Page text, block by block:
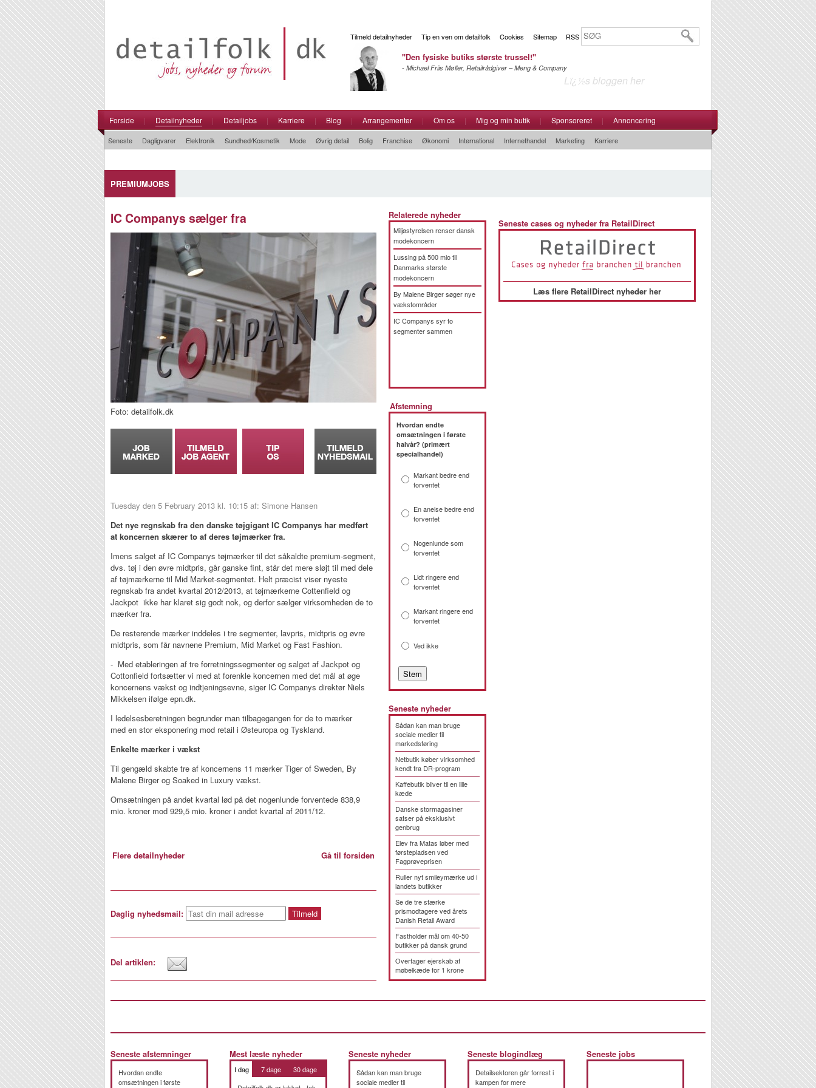
Tilmeld detailnyheder Tip en ven om detailfolk Cookies Sitemap RSS
"Den fysiske butiks største trussel!"
- Michael Friis Møller, Retailrådgiver – Meng & Company
Lï¿½s bloggen her
Forside | Detailnyheder | Detailjobs | Karriere | Blog | Arrangementer | Om os | Mig og min butik | Sponsoreret | Annoncering
Seneste Dagligvarer Elektronik Sundhed/Kosmetik Mode Øvrig detail Bolig Franchise Økonomi International Internethandel Marketing Karriere
PREMIUMJOBS
IC Companys sælger fra
Foto: detailfolk.dk
Tuesday den 5 February 2013 kl. 10:15 af: Simone Hansen
Det nye regnskab fra den danske tøjgigant IC Companys har medført
at koncernen skærer to af deres tøjmærker fra.
Imens salget af IC Companys tøjmærker til det såkaldte premium-segment,
dvs. tøj i den øvre midtpris, går ganske fint, står det mere sløjt til med dele
af tøjmærkerne til Mid Market-segmentet. Helt præcist viser nyeste
regnskab fra andet kvartal 2012/2013, at tøjmærkerne Cottenfield og
Jackpot ikke har klaret sig godt nok, og derfor sælger virksomheden de to
mærker fra.
De resterende mærker inddeles i tre segmenter, lavpris, midtpris og øvre
midtpris, som får navnene Premium, Mid Market og Fast Fashion.
- Med etableringen af tre forretningssegmenter og salget af Jackpot og
Cottonfield fortsætter vi med at forenkle koncernen med det mål at øge
koncernens vækst og indtjeningsevne, siger IC Companys direktør Niels
Mikkelsen ifølge epn.dk.
I ledelsesberetningen begrunder man tilbagegangen for de to mærker
med en stor eksponering mod retail i Østeuropa og Tyskland.
Enkelte mærker i vækst
Til gengæld skabte tre af koncernens 11 mærker Tiger of Sweden, By
Malene Birger og Soaked in Luxury vækst.
Omsætningen på andet kvartal lød på det nogenlunde forventede 838,9
mio. kroner mod 929,5 mio. kroner i andet kvartal af 2011/12.
Flere detailnyheder Gå til forsiden
Daglig nyhedsmail:
Del artiklen:
Relaterede nyheder
Miljøstyrelsen renser dansk
modekoncern
Lussing på 500 mio til
Danmarks største
modekoncern
By Malene Birger søger nye
vækstområder
IC Companys syr to
segmenter sammen
Afstemning
Hvordan endte
omsætningen i første
halvår? (primært
specialhandel)
Markant bedre end
forventet
En anelse bedre end
forventet
Nogenlunde som
forventet
Lidt ringere end
forventet
Markant ringere end
forventet
Ved ikke
Seneste nyheder
Sådan kan man bruge
sociale medier til
markedsføring
Netbutik køber virksomhed
kendt fra DR-program
Kaffebutik bliver til en lille
kæde
Danske stormagasiner
satser på eksklusivt
genbrug
Elev fra Matas løber med
førstepladsen ved
Fagprøveprisen
Ruller nyt smileymærke ud i
landets butikker
Se de tre stærke
prismodtagere ved årets
Danish Retail Award
Fastholder mål om 40-50
butikker på dansk grund
Overtager ejerskab af
møbelkæde for 1 krone
Seneste cases og nyheder fra RetailDirect
Læs flere RetailDirect nyheder her
Seneste afstemninger
Hvordan endte
omsætningen i første
Mest læste nyheder
I dag 7 dage
30 dage
Seneste nyheder
Sådan kan man bruge
sociale medier til
Seneste blogindlæg
Detailsektoren går forrest i
kampen for mere
Seneste jobs